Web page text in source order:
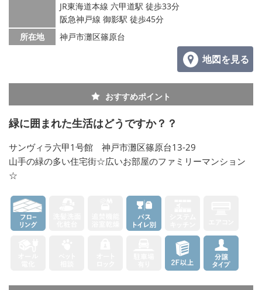
JR東海道本線 六甲道駅 徒歩33分
阪急神戸線 御影駅 徒歩45分
所在地
神戸市灘区篠原台
地図を見る
おすすめポイント
緑に囲まれた生活はどうですか？？
サンヴィラ六甲1号館 神戸市灘区篠原台13-29
山手の緑の多い住宅街☆広いお部屋のファミリーマンション
☆